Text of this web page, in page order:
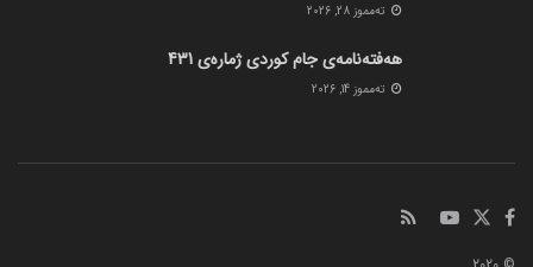
ته‌مموز 28, 2026
هەفتەنامەی جام کوردی ژمارەی 431
ته‌مموز 14, 2026